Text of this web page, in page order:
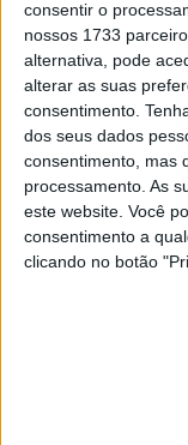
consentir o
nossos 1733
alternativa, pode
alterar as suas
consentimento.
dos seus dados
consentimento, mas
processamento. As
este website. Você
consentimento a
clicando no botão
16
29